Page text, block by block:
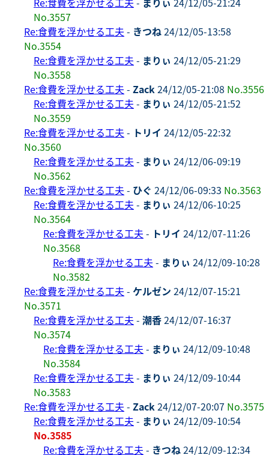
No.3557
Re:食費を浮かせる工夫 - きつね24/12/05-13:58
No.3554
Re:食費を浮かせる工夫 - まりぃ 24/12/05-21:29
No.3558
Re:食費を浮かせる工夫 - Zack24/12/05-21:08 No.3556
Re:食費を浮かせる工夫 - まりぃ 24/12/05-21:52
No.3559
Re:食費を浮かせる工夫 - トリイ 24/12/05-22:32
No.3560
Re:食費を浮かせる工夫 - まりぃ 24/12/06-09:19
No.3562
Re:食費を浮かせる工夫 - ひぐ 24/12/06-09:33 No.3563
Re:食費を浮かせる工夫 - まりぃ 24/12/06-10:25
No.3564
Re:食費を浮かせる工夫 - トリイ 24/12/07-11:26
No.3568
Re:食費を浮かせる工夫 - まりぃ 24/12/09-10:28
No.3582
Re:食費を浮かせる工夫 - ケルゼン 24/12/07-15:21
No.3571
Re:食費を浮かせる工夫 - 潮香24/12/07-16:37
No.3574
Re:食費を浮かせる工夫 - まりぃ 24/12/09-10:48
No.3584
Re:食費を浮かせる工夫 - まりぃ 24/12/09-10:44
No.3583
Re:食費を浮かせる工夫 - Zack24/12/07-20:07 No.3575
Re:食費を浮かせる工夫 - まりぃ 24/12/09-10:54
No.3585
Re:食費を浮かせる工夫 - きつね24/12/09-12:34